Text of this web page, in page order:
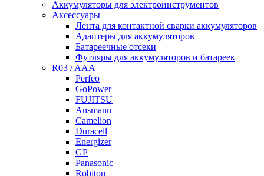
Аккумуляторы для электроинструментов
Аксессуары
Лента для контактной сварки аккумуляторов
Адаптеры для аккумуляторов
Батареечные отсеки
Футляры для аккумуляторов и батареек
R03 / AAA
Perfeo
GoPower
FUJITSU
Ansmann
Camelion
Duracell
Energizer
GP
Panasonic
Robiton